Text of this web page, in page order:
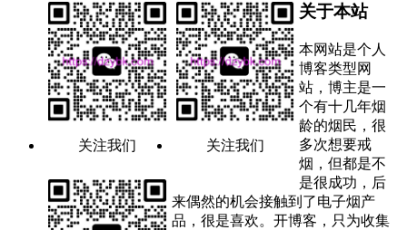
关注我们 关注我们
关于本站
本网站是个人
博客类型网
站，博主是一
个有十几年烟
龄的烟民，很
多次想要戒
烟，但都是不
是很成功，后
来偶然的机会接触到了电子烟产
品，很是喜欢。开博客，只为收集